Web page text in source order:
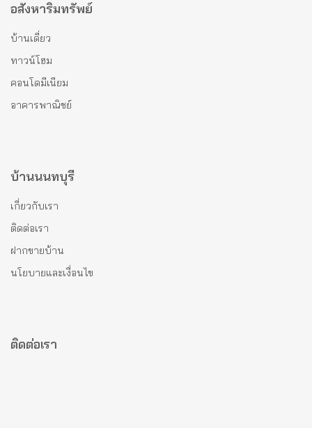
อสังหาริมทรัพย์
บ้านเดี่ยว
ทาวน์โฮม
คอนโดมีเนียม
อาคารพาณิชย์
บ้านนนทบุรี
เกี่ยวกับเรา
ติดต่อเรา
ฝากขายบ้าน
นโยบายและเงื่อนไข
ติดต่อเรา